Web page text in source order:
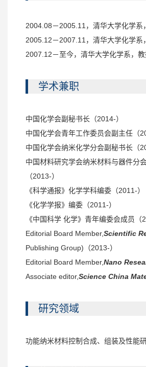
2004.08－2005.11，清华大学化学系
2005.12－2007.11，清华大学化学系
2007.12－至今，清华大学化学系，
学术兼职
中国化学会副秘书长（2014-）
中国化学会青年工作委员会副主任（
中国化学会纳米化学分会副秘书长（
中国材料研究学会纳米材料与器件分
（2013-）
《科学通报》化学学科编委（2011-）
《化学学报》编委（2011-）
《中国科学 化学》青年编委会成员（
Editorial Board Member,Scientific
Publishing Group)（2013-）
Editorial Board Member,Nano
Associate editor,Science China
研究领域
功能纳米材料控制合成、组装及性能